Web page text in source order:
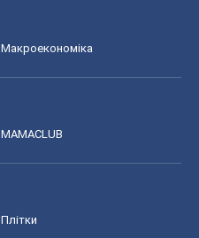
Макроекономіка
MAMACLUB
Плітки